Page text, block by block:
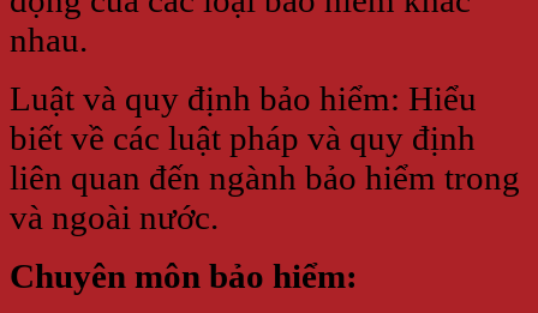
nhau.
Luật và quy định bảo hiểm: Hiểu
biết về các luật pháp và quy định
liên quan đến ngành bảo hiểm trong
và ngoài nước.
Chuyên môn bảo hiểm: